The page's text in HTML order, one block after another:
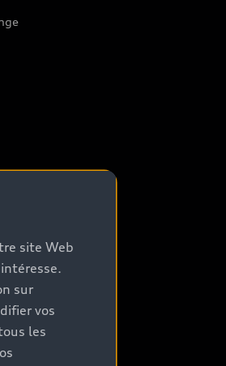
site Web
sur
vos
les